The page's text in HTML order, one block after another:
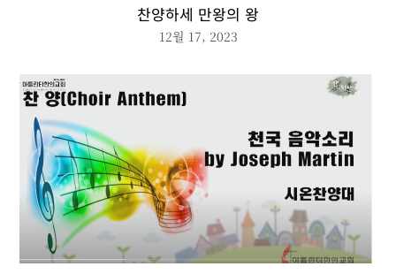
찬양하세 만왕의 왕
12월 17, 2023